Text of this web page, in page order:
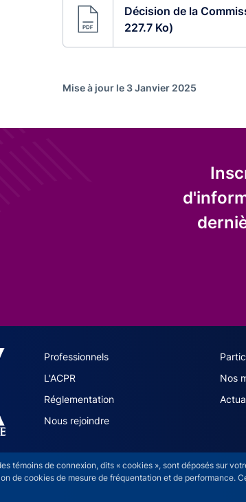
témoins de connexion, dits « cookies », sont déposés sur
de cookies de mesure de fréquentation et de performance.
Décision de la
227.7 Ko)
Mise à jour le 3 Janvier 2025
ACPR site
Professionnels
L'ACPR
Nos
Réglementation
Nous rejoindre